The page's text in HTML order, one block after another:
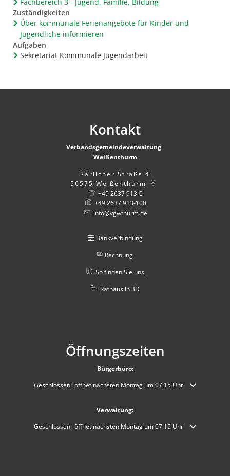
Zuständigkeiten
Über kommunale Ferienangebote für Kinder und
Jugendliche informieren
Aufgaben
Sekretariat Kommunale Jugendarbeit
Kontakt
Verbandsgemeindeverwaltung
Weißenthurm
Kärlicher Straße 4
56575 Weißenthurm
+49 2637 913-0
+49 2637 913-100
info@vgwthurm.de
Bankverbindung
Rechnung
So finden Sie uns
Rathaus in 3D
Öffnungszeiten
Bürgerbüro:
Klicken, um weitere Öffnungs- oder Schließzeiten auszublenden
Geschlossen: öffnet nächsten Montag um 07:15 Uhr
Verwaltung:
Klicken, um weitere Öffnungs- oder Schließzeiten auszublenden
Geschlossen: öffnet nächsten Montag um 07:15 Uhr